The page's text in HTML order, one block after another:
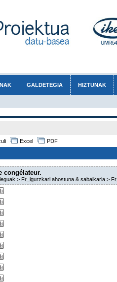
GALDETEGIA HIZTUNAK
Excel PDF
congélateur.
> Fr_igurzkari ahostuna & sabaikaria >